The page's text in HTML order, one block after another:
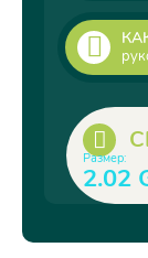
Размер:
2.02